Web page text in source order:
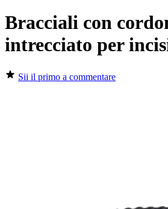
Bracciali con
intrecciato per
Sii il primo a commentare